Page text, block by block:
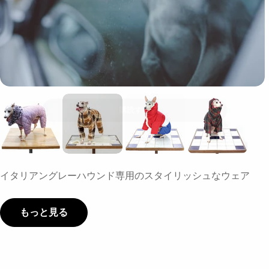
イタリアングレーハウンド専用のスタイリッシュなウェア
もっと見る
ニュースレターを購読
定期的なお得なセール情報や最新情報をお知らせ
メ
ー
ル
購読する
FacebookX (Twitter)Instagram